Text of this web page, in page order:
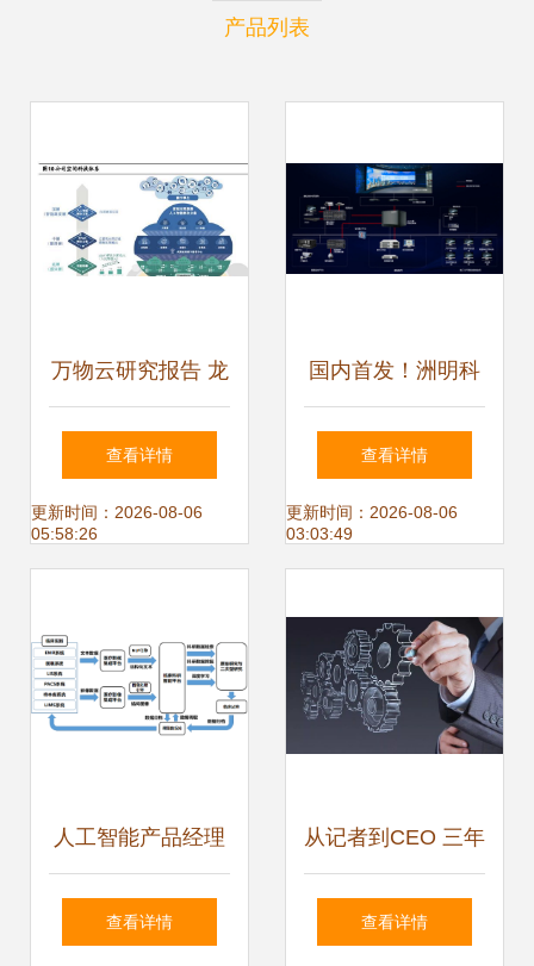
产品列表
万物云研究报告 龙
头地位引领行业，
科技赋能创新变革
应用系统集成服务
查看详情
更新时间：2026-08-06
05:58:26
国内首发！洲明科
技引领行业迈入“软
件定义大屏”时代，
查看详情
更新时间：2026-08-06
03:03:49
人工智能产品经理
的核心能力与系统
查看详情
从记者到CEO 三年
学费换来的十条AI
查看详情